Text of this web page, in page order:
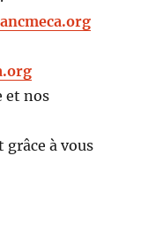
et nos
grâce à vous